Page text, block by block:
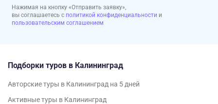
Нажимая на кнопку «Отправить заявку»,
вы соглашаетесь с политикой конфиденциальности и
пользовательским соглашением
Подборки туров в Калининград
Авторские туры в Калининград на 5 дней
Активные туры в Калининград